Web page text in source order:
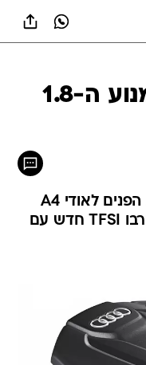
אודי מעדכנת את מנוע ה-1.8
כצעד מקדים לחשיפת מתיחת הפנים לאודי A4
וה-A5, אודי מציגה מנוע 1.8 טורבו TFSI חדש עם